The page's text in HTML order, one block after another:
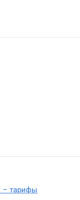
– тарифы